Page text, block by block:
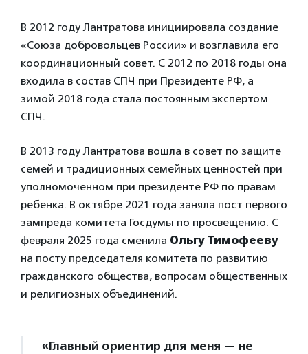
В 2012 году Лантратова инициировала создание
«Союза добровольцев России» и возглавила его
координационный совет. С 2012 по 2018 годы она
входила в состав СПЧ при Президенте РФ, а
зимой 2018 года стала постоянным экспертом
СПЧ.
В 2013 году Лантратова вошла в совет по защите
семей и традиционных семейных ценностей при
уполномоченном при президенте РФ по правам
ребенка. В октябре 2021 года заняла пост первого
зампреда комитета Госдумы по просвещению. С
февраля 2025 года сменила Ольгу Тимофееву
на посту председателя комитета по развитию
гражданского общества, вопросам общественных
и религиозных объединений.
«Главный ориентир для меня — не